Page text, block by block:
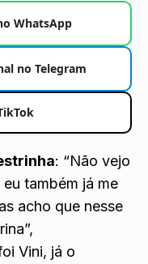
WhatsApp
no Telegram
: “Não vejo
também já me
acho que nesse
Vini, já o